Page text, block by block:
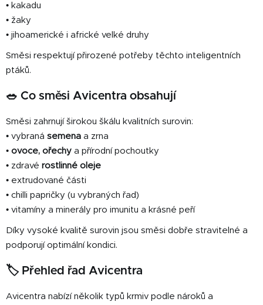
• kakadu
• žaky
• jihoamerické i africké velké druhy
Směsi respektují přirozené potřeby těchto inteligentních
ptáků.
🥗 Co směsi Avicentra obsahují
Směsi zahrnují širokou škálu kvalitních surovin:
• vybraná semena a zrna
• ovoce, ořechy a přírodní pochoutky
• zdravé rostlinné oleje
• extrudované části
• chilli papričky (u vybraných řad)
• vitamíny a minerály pro imunitu a krásné peří
Díky vysoké kvalitě surovin jsou směsi dobře stravitelné a
podporují optimální kondici.
🏷️ Přehled řad Avicentra
Avicentra nabízí několik typů krmiv podle nároků a